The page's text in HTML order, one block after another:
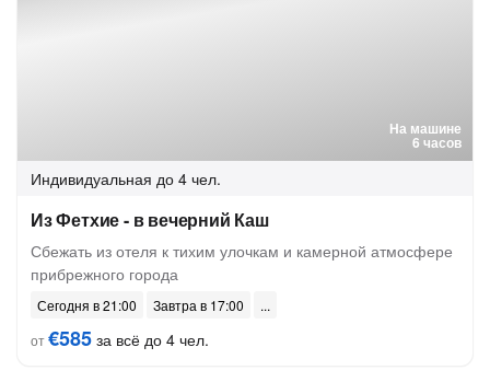
На машине
6 часов
Индивидуальная до 4 чел.
Из Фетхие - в вечерний Каш
Сбежать из отеля к тихим улочкам и камерной атмосфере
прибрежного города
Сегодня в 21:00
Завтра в 17:00
от€585 за всё до 4 чел.